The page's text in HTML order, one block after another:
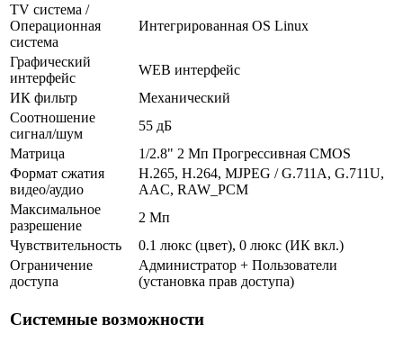
TV система /
Операционная
система
Интегрированная OS Linux
Графический
интерфейс
WEB интерфейс
ИК фильтр
Механический
Соотношение
сигнал/шум
55 дБ
Матрица
1/2.8" 2 Мп Прогрессивная CMOS
Формат сжатия
видео/аудио
H.265, H.264, MJPEG / G.711A, G.711U,
AAC, RAW_PCM
Максимальное
разрешение
2 Мп
Чувствительность
0.1 люкс (цвет), 0 люкс (ИК вкл.)
Ограничение
доступа
Администратор + Пользователи
(установка прав доступа)
Системные возможности